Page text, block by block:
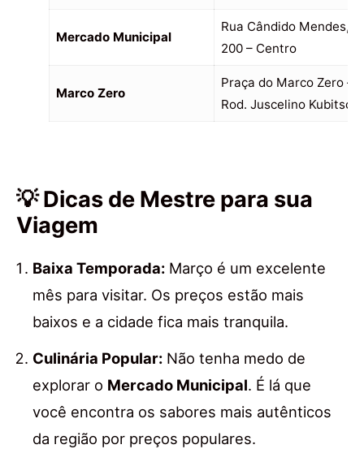
Mercado Municipal
Rua Cândido Mendes,
200 – Centro
Marco Zero
Praça do Marco Zero –
Rod. Juscelino
💡 Dicas de Mestre para sua
Viagem
Baixa Temporada: Março é um excelente
mês para visitar. Os preços estão mais
baixos e a cidade fica mais tranquila.
Culinária Popular: Não tenha medo de
explorar o Mercado Municipal. É lá que
você encontra os sabores mais autênticos
da região por preços populares.